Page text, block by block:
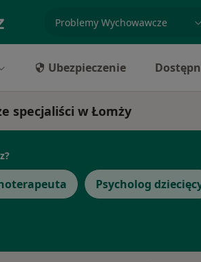
Ubezpieczenie
specjaliści w Łomży
Psycholog